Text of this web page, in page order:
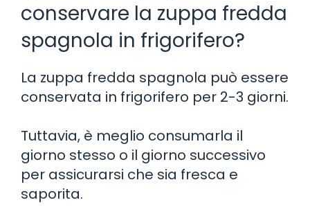
conservare la zuppa fredda
spagnola in frigorifero?
La zuppa fredda spagnola può essere
conservata in frigorifero per 2-3 giorni.
Tuttavia, è meglio consumarla il
giorno stesso o il giorno successivo
per assicurarsi che sia fresca e
saporita.